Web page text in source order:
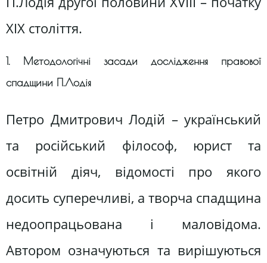
XIX століття.
1. Методологічні засади дослідження правової
спадщини П.Лодія
Петро Дмитрович Лодій – український
та російський філософ, юрист та
освітній діяч, відомості про якого
досить суперечливі, а творча спадщина
недоопрацьована і маловідома.
Автором означуються та вирішуються